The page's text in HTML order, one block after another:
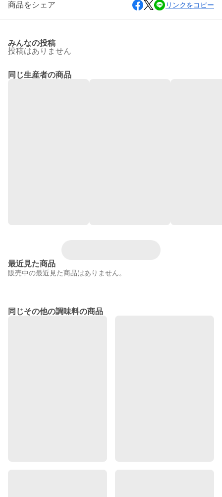
商品をシェア リンクをコピー
みんなの投稿
投稿はありません
同じ生産者の商品
最近見た商品
販売中の最近見た商品はありません。
同じその他の調味料の商品